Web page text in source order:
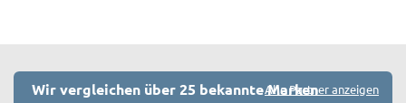
Wir vergleichen über 25 bekannte MarkenAlle Partner anzeigen